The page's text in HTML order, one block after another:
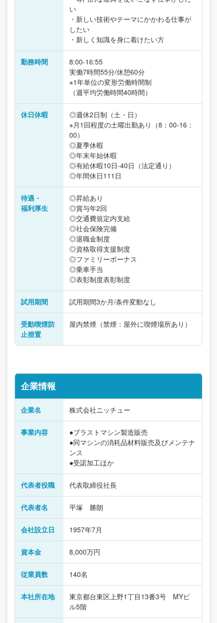
い
・新しい技術やテーマにかかわる仕事が
したい
・新しく知識を身に着けたい方
勤務時間
8:00-16:55
実働7時間55分/休憩60分
※1年単位の変形労働時間制
（週平均労働時間40時間）
休日休暇
◎週休2日制（土・日）
※月1回程度の土曜出勤あり（8：00-16：
00）
◎夏季休暇
◎年末年始休暇
◎有給休暇10日-40日（法定通り）
◎年間休日111日
待遇・
福利厚生
◎昇給あり
◎賞与年2回
◎交通費規定内支給
◎社会保険完備
◎退職金制度
◎資格取得支援制度
◎ファミリーボーナス
◎乗車手当
◎表彰制度表彰制度
試用期間 試用期間3か月/条件変動なし
受動喫煙防
止措置
屋内禁煙（禁煙：屋外に喫煙場所あり）
企業情報
企業名 株式会社ニッチュー
事業内容
●ブラストマシン製造販売
●同マシンの消耗品材料販売及びメンテナ
ンス
●受諾加工ほか
代表者役職 代表取締役社長
代表者名 平塚 勝朗
会社設立日 1957年7月
資本金 8,000万円
従業員数 140名
本社所在地
東京都台東区上野1丁目13番3号 MYビ
ル5階